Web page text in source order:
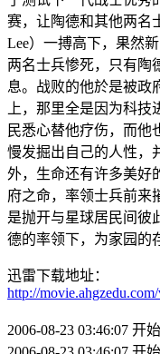
赛，让陶德和其他两名
Lee）一搏高下，果然
两名士兵惨死，只有陶
息。战败的他於是被政
上，那里全是因为科
民悉心替他疗伤，而他
慢发掘出自己的人性，
外，生命还有许多美好
府之命，率领士兵前来
是抛开与星球居民间彼
德的率领下，为家园
迅雷下载地址：
http://
2006-08-23 03:46:07 开